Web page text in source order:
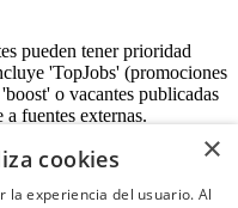
pueden tener prioridad
'TopJobs' (promociones
o vacantes publicadas
fuentes externas.
×
cookies
la experiencia del usuario. Al